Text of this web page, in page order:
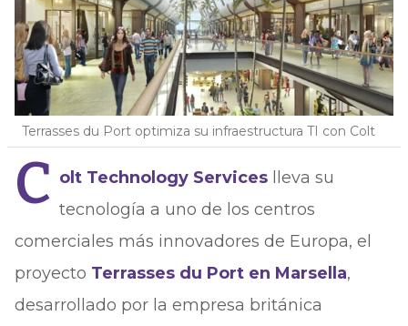
Terrasses du Port optimiza su infraestructura TI con Colt
C olt Technology Serviceslleva su
tecnología a uno de los centros
comerciales más innovadores de Europa, el
proyecto Terrasses du Port en Marsella,
desarrollado por la empresa británica